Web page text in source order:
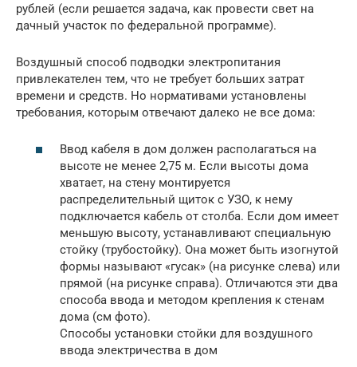
рублей (если решается задача, как провести свет на
дачный участок по федеральной программе).
Воздушный способ подводки электропитания
привлекателен тем, что не требует больших затрат
времени и средств. Но нормативами установлены
требования, которым отвечают далеко не все дома:
Ввод кабеля в дом должен располагаться на
высоте не менее 2,75 м. Если высоты дома
хватает, на стену монтируется
распределительный щиток с УЗО, к нему
подключается кабель от столба. Если дом имеет
меньшую высоту, устанавливают специальную
стойку (трубостойку). Она может быть изогнутой
формы называют «гусак» (на рисунке слева) или
прямой (на рисунке справа). Отличаются эти два
способа ввода и методом крепления к стенам
дома (см фото).
Способы установки стойки для воздушного
ввода электричества в дом